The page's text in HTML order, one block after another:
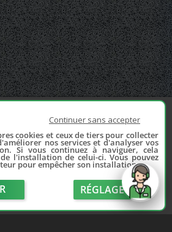
Continuer sans accepter
cookies et ceux de tiers pour collecter
nos services et d'analyser vos
Si vous continuez à naviguer, cela
l'installation de celui-ci. Vous pouvez
pour empêcher son installation.
RÉGLAGE